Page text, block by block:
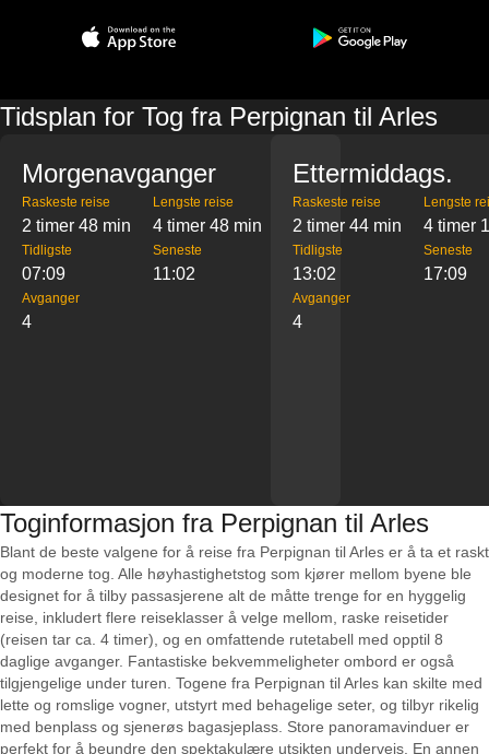
Tidsplan for Tog fra Perpignan til Arles
Morgenavganger
Raskeste reise
2 timer 48 min
Lengste reise
4 timer 48 min
Tidligste
07:09
Seneste
11:02
Avganger
4
Ettermiddags.
Raskeste reise
2 timer 44 min
Lengste
4 timer
Tidligste
13:02
Seneste
17:09
Avganger
4
Toginformasjon fra Perpignan til Arles
Blant de beste valgene for å reise fra Perpignan til Arles er å ta et raskt
og moderne tog. Alle høyhastighetstog som kjører mellom byene ble
designet for å tilby passasjerene alt de måtte trenge for en hyggelig
reise, inkludert flere reiseklasser å velge mellom, raske reisetider
(reisen tar ca. 4 timer), og en omfattende rutetabell med opptil 8
daglige avganger. Fantastiske bekvemmeligheter ombord er også
tilgjengelige under turen. Togene fra Perpignan til Arles kan skilte med
lette og romslige vogner, utstyrt med behagelige seter, og tilbyr rikelig
med benplass og sjenerøs bagasjeplass. Store panoramavinduer er
perfekt for å beundre den spektakulære utsikten underveis. En annen